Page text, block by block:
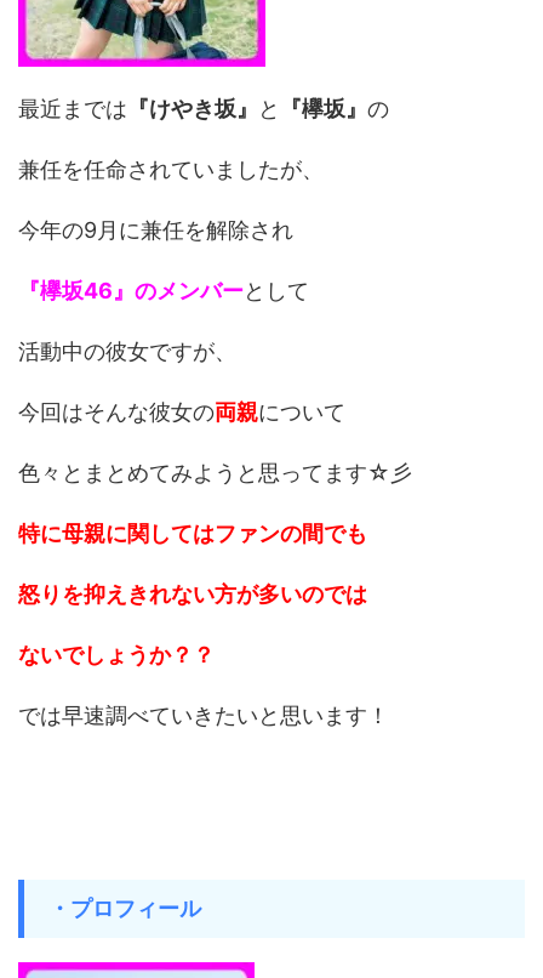
最近までは 『けやき坂』 と 『欅坂』 の
兼任を任命されていましたが、
今年の9月に兼任を解除され
『欅坂46』のメンバーとして
活動中の彼女ですが、
今回はそんな彼女の両親について
色々とまとめてみようと思ってます☆彡
特に母親に関してはファンの間でも
怒りを抑えきれない方が多いのでは
ないでしょうか？？
では早速調べていきたいと思います！
・プロフィール